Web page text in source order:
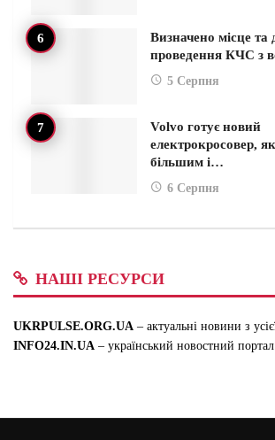
Визначено місце та
проведення КЧС з
5 Серпня
Volvo готує новий
електрокросовер,
більшим і…
6 Серпня
НАШІ РЕСУРСИ
UKRPULSE.ORG.UA – актуальні новини з
INFO24.IN.UA – український новостний портал